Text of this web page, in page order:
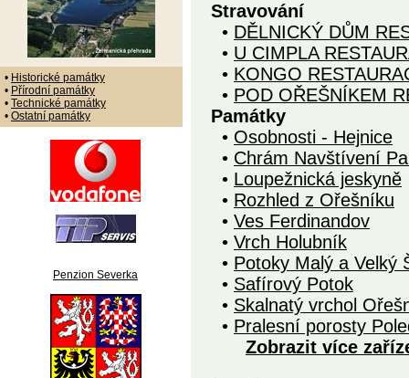
• Historické památky
• Přírodní památky
• Technické památky
• Ostatní památky
Penzion Severka
Stravování
• DĚLNICKÝ DŮM
• U CIMPLA
• KONGO
• POD OŘEŠNÍKEM
Památky
• Osobnosti - Hejnice
• Chrám Navštívení
• Loupežnická jeskyně
• Rozhled z Ořešníku
• Ves Ferdinandov
• Vrch Holubník
• Potoky Malý a Velký
• Safírový Potok
• Skalnatý vrchol
• Pralesní porosty
Zobrazit více